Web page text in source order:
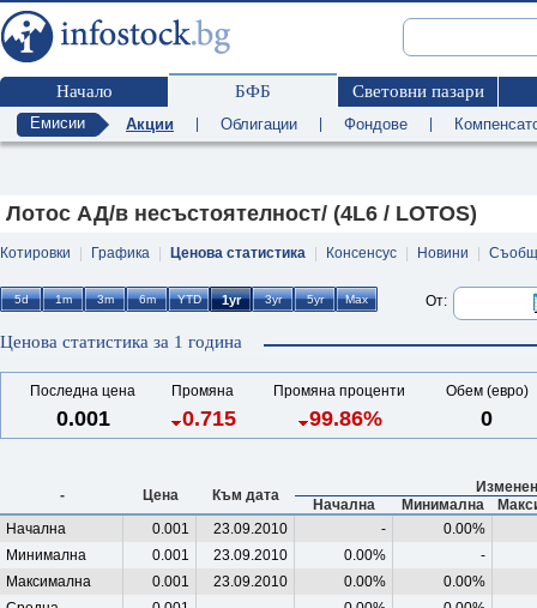
Начало БФБ Световни пазари
Емисии Акции Облигации Фондове
Лотос АД/в несъстоятелност/ (4L6 / LOTOS)
Котировки Графика Ценова статистика Консенсус Новини
От:
Ценова статистика за 1 година
Последна цена Промяна Промяна проценти Обем (евро)
0.001 0.715 99.86% 0
- Цена Към дата
Начална
Минимална
Начална
0.001 23.09.2010 -
0.00%
Минимална
0.001 23.09.2010 0.00%
-
Максимална
0.001 23.09.2010 0.00%
0.00%